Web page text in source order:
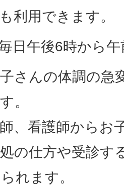
利用できます。
日午後6時から
さんの体調の急
。
、看護師からお
の仕方や受診す
れます。